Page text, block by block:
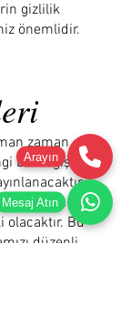
Arayın
Mesaj Atın
gizlilik
önemlidir.
zaman
bir değişiklik
Bu
düzenli